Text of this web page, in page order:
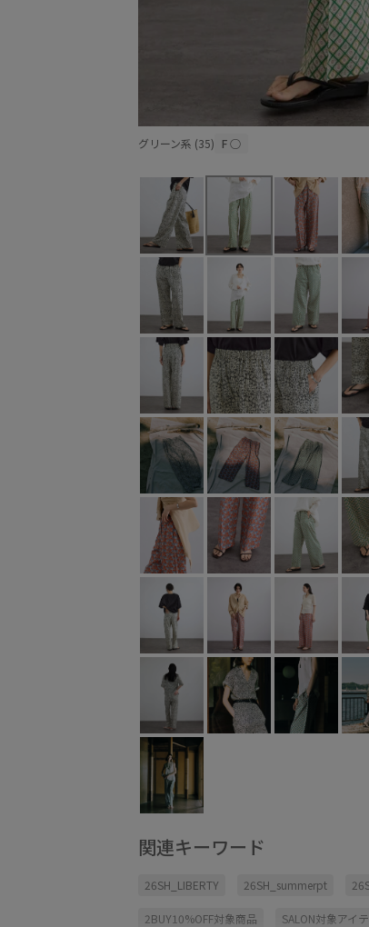
グリーン系 (35) F○
関連キーワード
26SH_LIBERTY 26SH_summerpt
2BUY10%OFF対象商品 SALON対象アイ